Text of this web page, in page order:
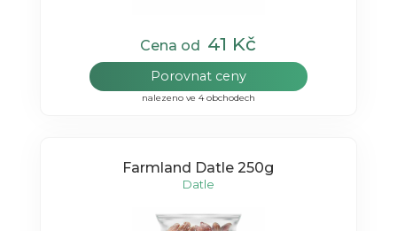
Cena od 41 Kč
Porovnat ceny
nalezeno ve 4 obchodech
Farmland Datle 250g
Datle